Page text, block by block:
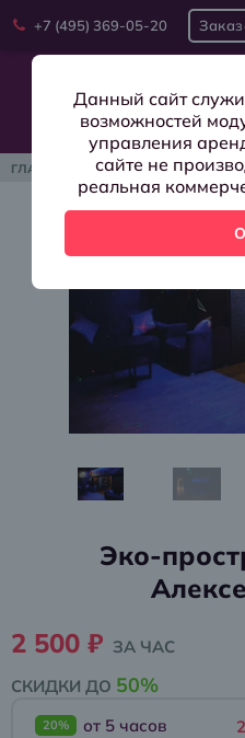
+7 (495) 369-05-20
Данный сайт
возможностей
управления
сайте не
реальная
Аренда
Условия
Контакты
ГЛАВНАЯ ЛОФТ / ЭКО-
Эко-
2 500 ₽ ЗА ЧАС
СКИДКИ ДО 50%
20% от 5 часов